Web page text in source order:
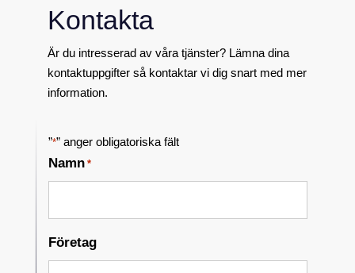
Kontakta
Är du intresserad av våra tjänster? Lämna dina
kontaktuppgifter så kontaktar vi dig snart med mer
information.
”*” anger obligatoriska fält
Namn *
Företag